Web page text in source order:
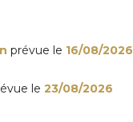
prévue le 16/08/2026
le 23/08/2026